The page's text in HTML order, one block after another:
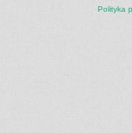
Polityka